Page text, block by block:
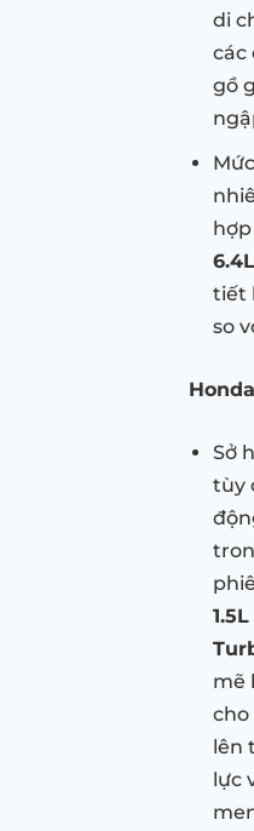
di
các
gồ
hợp
tiết
so
Sở
tùy
mẽ
cho
lên
lực